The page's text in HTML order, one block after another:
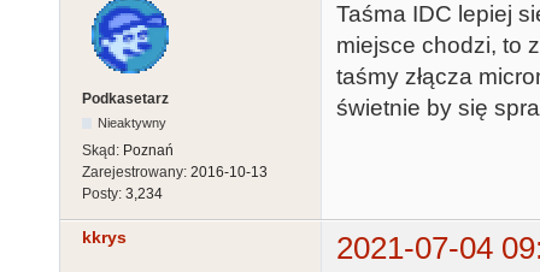
Podkasetarz
Nieaktywny
Skąd: Poznań
Zarejestrowany: 2016-10-13
Posty: 3,234
Taśma IDC lepiej
miejsce chodzi, to
taśmy złącza
świetnie by się
kkrys
2021-07-04